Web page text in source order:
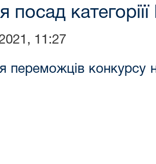
посад
11:27
переможців конкурсу